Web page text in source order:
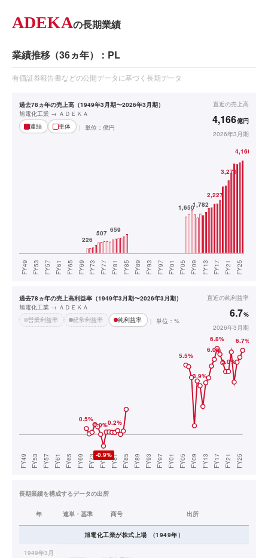
ADEKAの長期業績
業績推移（36ヵ年）：PL
有価証券報告書などの公開データに基づく長期データ
過去78ヵ年の売上高（1949年3月期〜2026年3月期）
旭電化工業 → ＡＤＥＫＡ
連結
単体 単位： 億円
直近の売上高
4,166億円
2026年3月期
過去78ヵ年の売上高利益率（1949年3月期〜2026年3月期）
旭電化工業 → ＡＤＥＫＡ
営業利益率
経常利益率 純利益率 単位：%
直近の純利益率
6.7%
2026年3月期
長期業績を構成するデータの出所
年 連単・基準 商号 出所
旭電化工業が株式上場 （1949年）
1949年3月